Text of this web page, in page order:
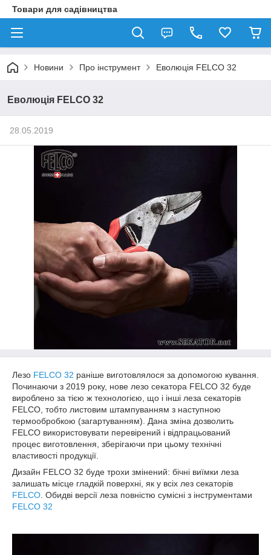
Товари для садівництва
Новини Про інструмент Еволюція FELCO 32
Еволюція FELCO 32
28.05.2019
Лезо FELCO 32 раніше виготовлялося за допомогою кування.
Починаючи з 2019 року, нове лезо секатора FELCO 32 буде
вироблено за тією ж технологією, що і інші леза секаторів
FELCO, тобто листовим штампуванням з наступною
термообробкою (загартуванням). Дана зміна дозволить
FELCO використовувати перевірений і відпрацьований
процес виготовлення, зберігаючи при цьому технічні
властивості продукції.
Дизайн FELCO 32 буде трохи змінений: бічні виїмки леза
залишать місце гладкій поверхні, як у всіх лез секаторів
FELCO . Обидві версії леза повністю сумісні з інструментами
FELCO 32